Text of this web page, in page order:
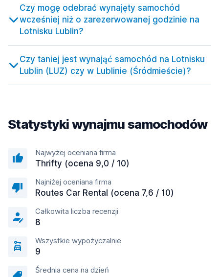
Czy mogę odebrać wynajęty samochód
wcześniej niż o zarezerwowanej godzinie na
Lotnisku Lublin?
Czy taniej jest wynająć samochód na Lotnisku
Lublin (LUZ) czy w Lublinie (Śródmieście)?
Statystyki wynajmu samochodów
Najwyżej oceniana firma
Thrifty (ocena 9,0 / 10)
Najniżej oceniana firma
Routes Car Rental (ocena 7,6 / 10)
Całkowita liczba recenzji
8
Wszystkie wypożyczalnie
9
Średnia cena na dzień